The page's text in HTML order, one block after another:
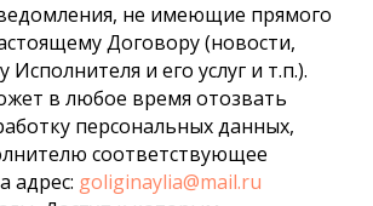
не имеющие прямого
Договору (новости,
Исполнителя и его услуг и т.п.).
в любое время отозвать
персональных данных,
соответствующее
адрес: goliginaylia@mail.ru